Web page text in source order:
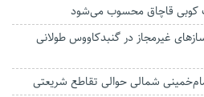
کوبی قاچاق محسوب می‌شود
غیرمجاز در گنبدکاووس طولانی
شمالی حوالی تقاطع شریعتی